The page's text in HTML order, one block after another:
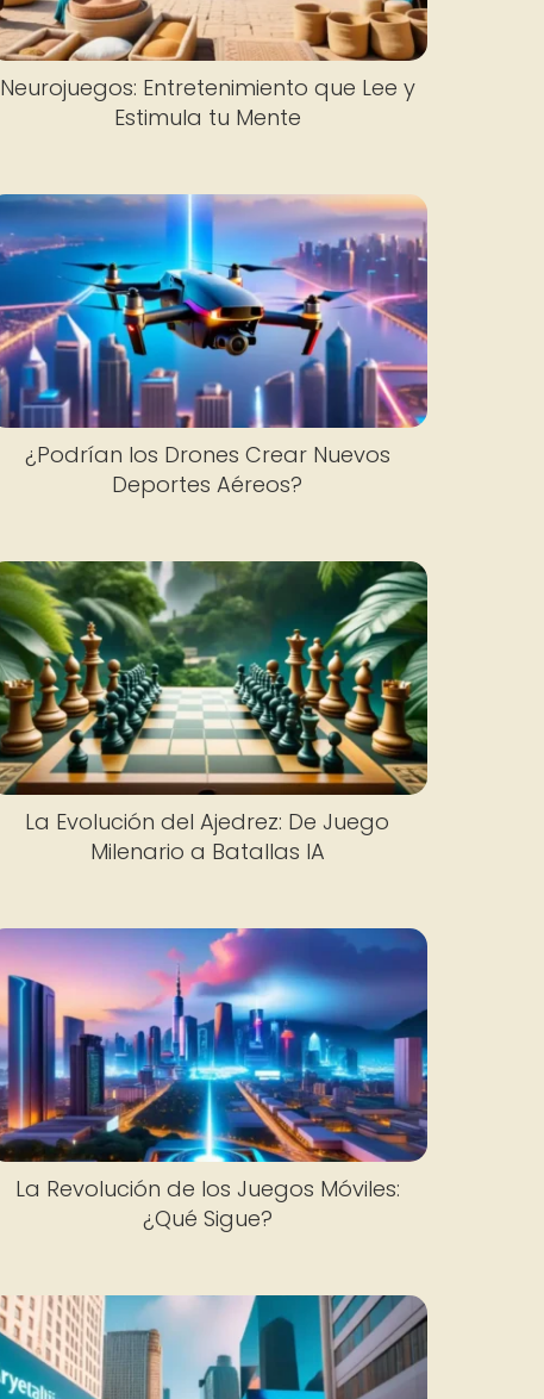
Neurojuegos: Entretenimiento que Lee y
Estimula tu Mente
¿Podrían los Drones Crear Nuevos
Deportes Aéreos?
La Evolución del Ajedrez: De Juego
Milenario a Batallas IA
La Revolución de los Juegos Móviles:
¿Qué Sigue?